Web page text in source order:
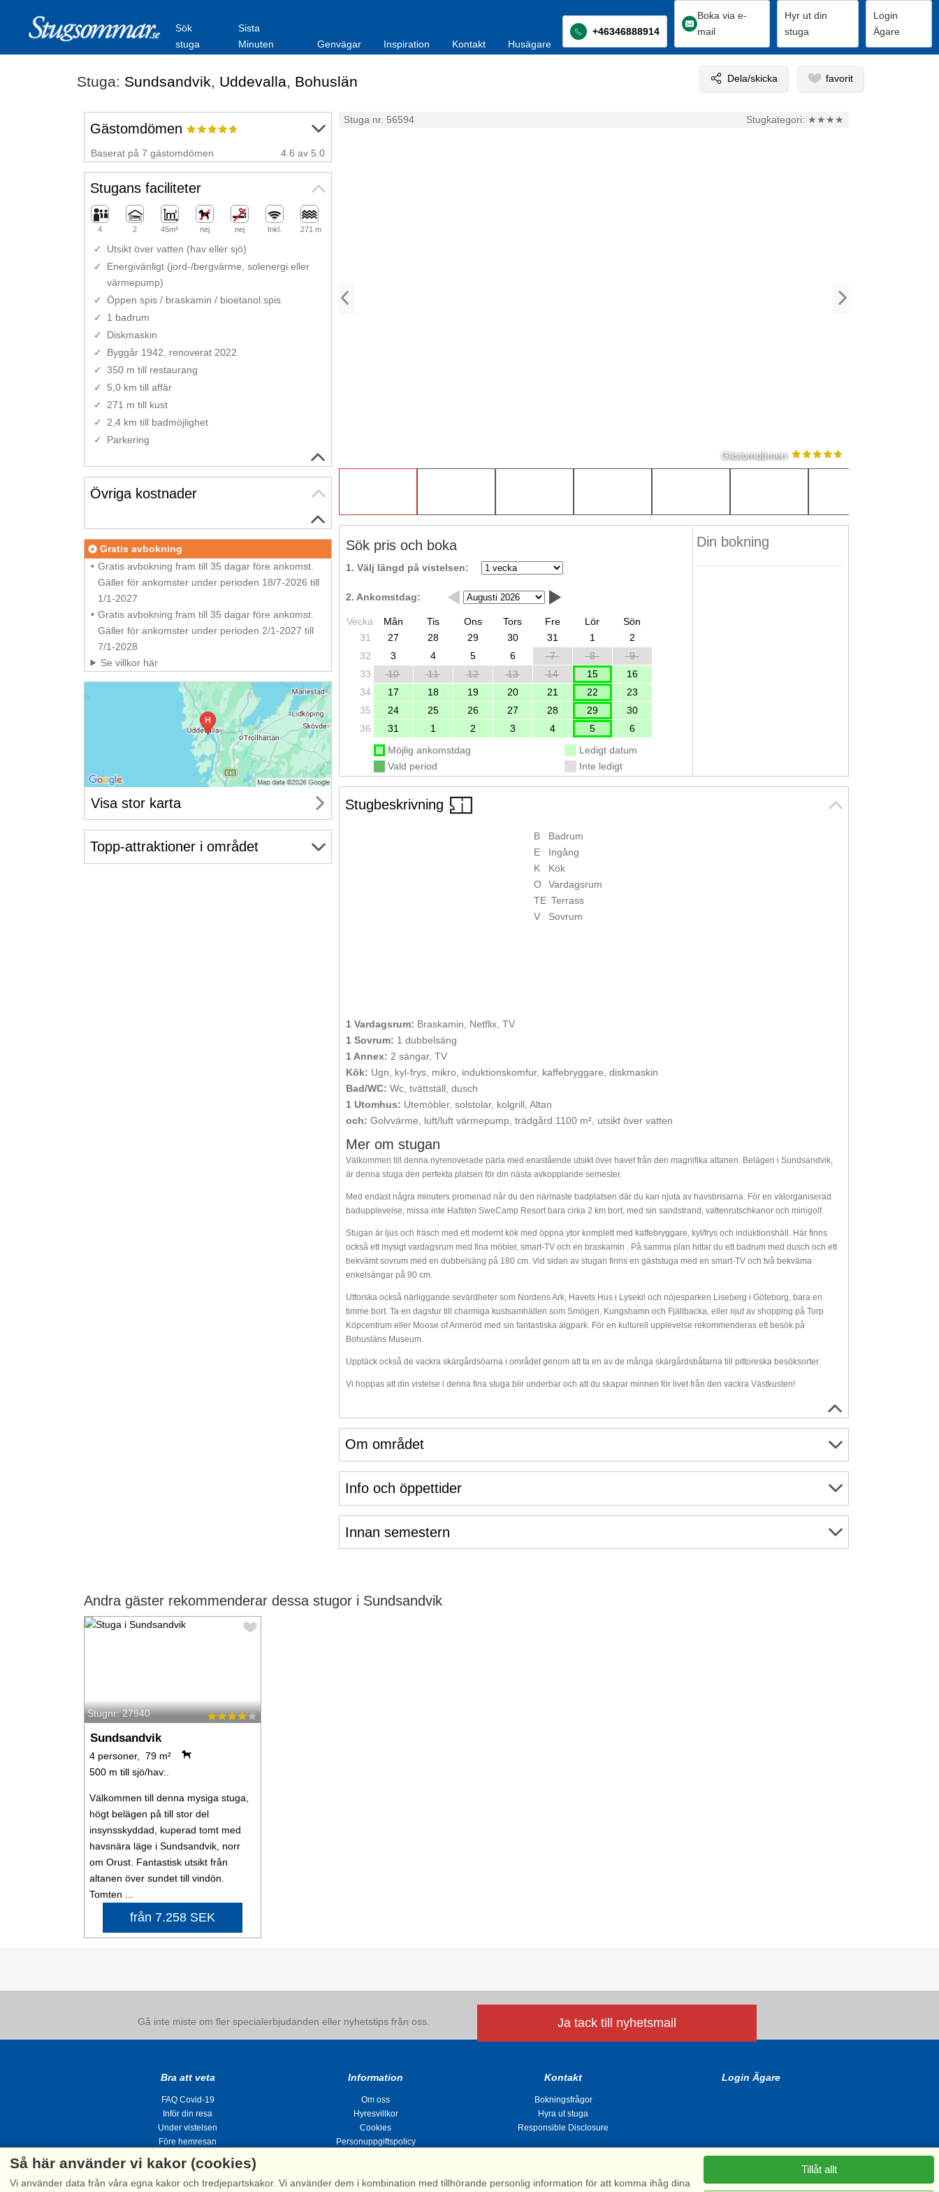
Sök
stuga
Sista
Minuten
Genvägar Inspiration Kontakt Husägare
+46346888914
Boka via e-
mail
Hyr ut din
stuga
Login
Ägare
Stuga: Sundsandvik, Uddevalla, Bohuslän
Stuga nr. 56594 Stugkategori: ★★★★
Gästomdömen
Sök pris och boka
1. Välj längd på vistelsen:
2. Ankomstdag:
Vecka Mån Tis Ons Tors Fre Lör
Sön
31
27 28 29 30 31 1
2
32
3 4 5 6 7 8
9
33
10 11 12 13 14 15
16
34
17 18 19 20 21 22
23
35
24 25 26 27 28 29
30
36
31 1 2 3 4 5
6
Möjlig ankomstdag
Vald period
Ledigt datum
Inte ledigt
Din bokning
Stugbeskrivning
B
Badrum
E
Ingång
K
Kök
O
Vardagsrum
TE Terrass
V
Sovrum
1 Vardagsrum: Braskamin, Netflix, TV
1 Sovrum: 1 dubbelsäng
1 Annex: 2 sängar, TV
Kök: Ugn, kyl-frys, mikro, induktionskomfur, kaffebryggare, diskmaskin
Bad/WC: Wc, tvättställ, dusch
1 Utomhus: Utemöbler, solstolar, kolgrill, Altan
och: Golvvärme, luft/luft värmepump, trädgård 1100 m², utsikt över vatten
Mer om stugan
Välkommen till denna nyrenoverade pärla med enastående utsikt över havet från den magnifika altanen. Belägen i Sundsandvik,
är denna stuga den perfekta platsen för din nästa avkopplande semester.
Med endast några minuters promenad når du den närmaste badplatsen där du kan njuta av havsbrisarna. För en välorganiserad
badupplevelse, missa inte Hafsten SweCamp Resort bara cirka 2 km bort, med sin sandstrand, vattenrutschkanor och minigolf.
Stugan är ljus och fräsch med ett modernt kök med öppna ytor komplett med kaffebryggare, kyl/frys och induktionshäll. Här finns
också ett mysigt vardagsrum med fina möbler, smart-TV och en braskamin . På samma plan hittar du ett badrum med dusch och ett
bekvämt sovrum med en dubbelsäng på 180 cm. Vid sidan av stugan finns en gäststuga med en smart-TV och två bekväma
enkelsängar på 90 cm.
Utforska också närliggande sevärdheter som Nordens Ark, Havets Hus i Lysekil och nöjesparken Liseberg i Göteborg, bara en
timme bort. Ta en dagstur till charmiga kustsamhällen som Smögen, Kungshamn och Fjällbacka, eller njut av shopping på Torp
Köpcentrum eller Moose of Anneröd med sin fantastiska älgpark. För en kulturell upplevelse rekommenderas ett besök på
Bohusläns Museum.
Upptäck också de vackra skärgårdsöarna i området genom att ta en av de många skärgårdsbåtarna till pittoreska besöksorter.
Vi hoppas att din vistelse i denna fina stuga blir underbar och att du skapar minnen för livet från den vackra Västkusten!
Om området
Info och öppettider
Innan semestern
Gästomdömen
Baserat på 7 gästomdömen 4.6 av 5.0
Stugans faciliteter
4 2 45m² nej nej Inkl. 271 m
Utsikt över vatten (hav eller sjö)
Energivänligt (jord-/bergvärme, solenergi eller
värmepump)
Öppen spis / braskamin / bioetanol spis
1 badrum
Diskmaskin
Byggår 1942, renoverat 2022
350 m till restaurang
5,0 km till affär
271 m till kust
2,4 km till badmöjlighet
Parkering
Övriga kostnader
Gratis avbokning
Gratis avbokning fram till 35 dagar före ankomst.
Gäller för ankomster under perioden 18/7-2026 till
1/1-2027
Gratis avbokning fram till 35 dagar före ankomst.
Gäller för ankomster under perioden 2/1-2027 till
7/1-2028
Se villkor här
Visa stor karta
Topp-attraktioner i området
Andra gäster rekommenderar dessa stugor i Sundsandvik
Stugnr: 27940
Sundsandvik
4 personer, 79 m²
500 m till sjö/hav:.
Välkommen till denna mysiga stuga,
högt belägen på till stor del
insynsskyddad, kuperad tomt med
havsnära läge i Sundsandvik, norr
om Orust. Fantastisk utsikt från
altanen över sundet till vindön.
Tomten ...
från 7.258 SEK
Gå inte miste om fler specialerbjudanden eller nyhetstips från oss. Ja tack till nyhetsmail
Bra att veta
FAQ Covid-19
Inför din resa
Under vistelsen
Före hemresan
Information
Om oss
Hyresvillkor
Cookies
Personuppgiftspolicy
Kontakt
Bokningsfrågor
Hyra ut stuga
Responsible Disclosure
Login Ägare
Så här använder vi kakor (cookies)
Vi använder data från våra egna kakor och tredjepartskakor. Vi använder dem i kombination med tillhörande personlig information för att komma ihåg dina
Tillåt allt